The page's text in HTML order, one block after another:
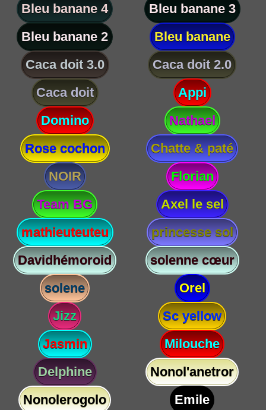
Bleu banane 4
Bleu banane 3
Bleu banane 2
Bleu banane
Caca doit 3.0
Caca doit 2.0
Caca doit
Appi
Domino
Nathael
Rose cochon
Chatte & paté
NOIR
Florian
Team BG
Axel le sel
mathieuteuteu
princesse sol
Davidhémoroid
solenne cœur
solene
Orel
Jizz
Sc yellow
Jasmin
Milouche
Delphine
Nonol'anetror
Nonolerogolo
Emile